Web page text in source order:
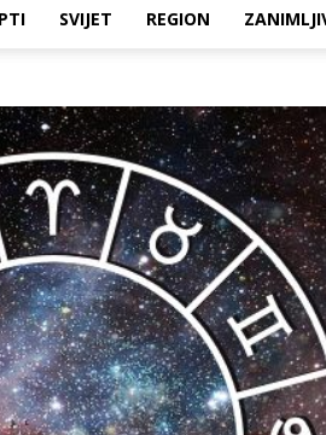
SVIJET REGION